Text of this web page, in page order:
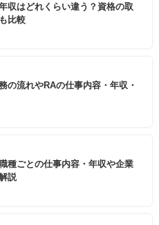
収はどれくらい違う？資格の取
比較
の流れやRAの仕事内容・年収・
種ごとの仕事内容・年収や企業
説